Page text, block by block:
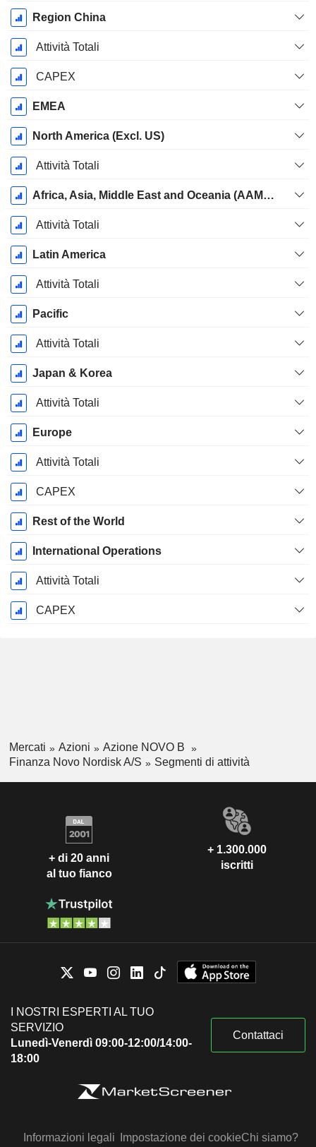
Region China
Attività Totali
CAPEX
EMEA
North America (Excl. US)
Attività Totali
Africa, Asia, Middle East and Oceania (AAMEO)
Attività Totali
Latin America
Attività Totali
Pacific
Attività Totali
Japan & Korea
Attività Totali
Europe
Attività Totali
CAPEX
Rest of the World
International Operations
Attività Totali
CAPEX
Mercati Azioni
Azione NOVO B
Finanza Novo Nordisk A/S
Segmenti di attività
+ di 20 anni
al tuo fianco
+ 1.300.000
iscritti
I NOSTRI ESPERTI AL TUO
SERVIZIO
Lunedì-Venerdì 09:00-12:00/14:00-
18:00
Contattaci
Informazioni legali Impostazione dei cookieChi siamo?